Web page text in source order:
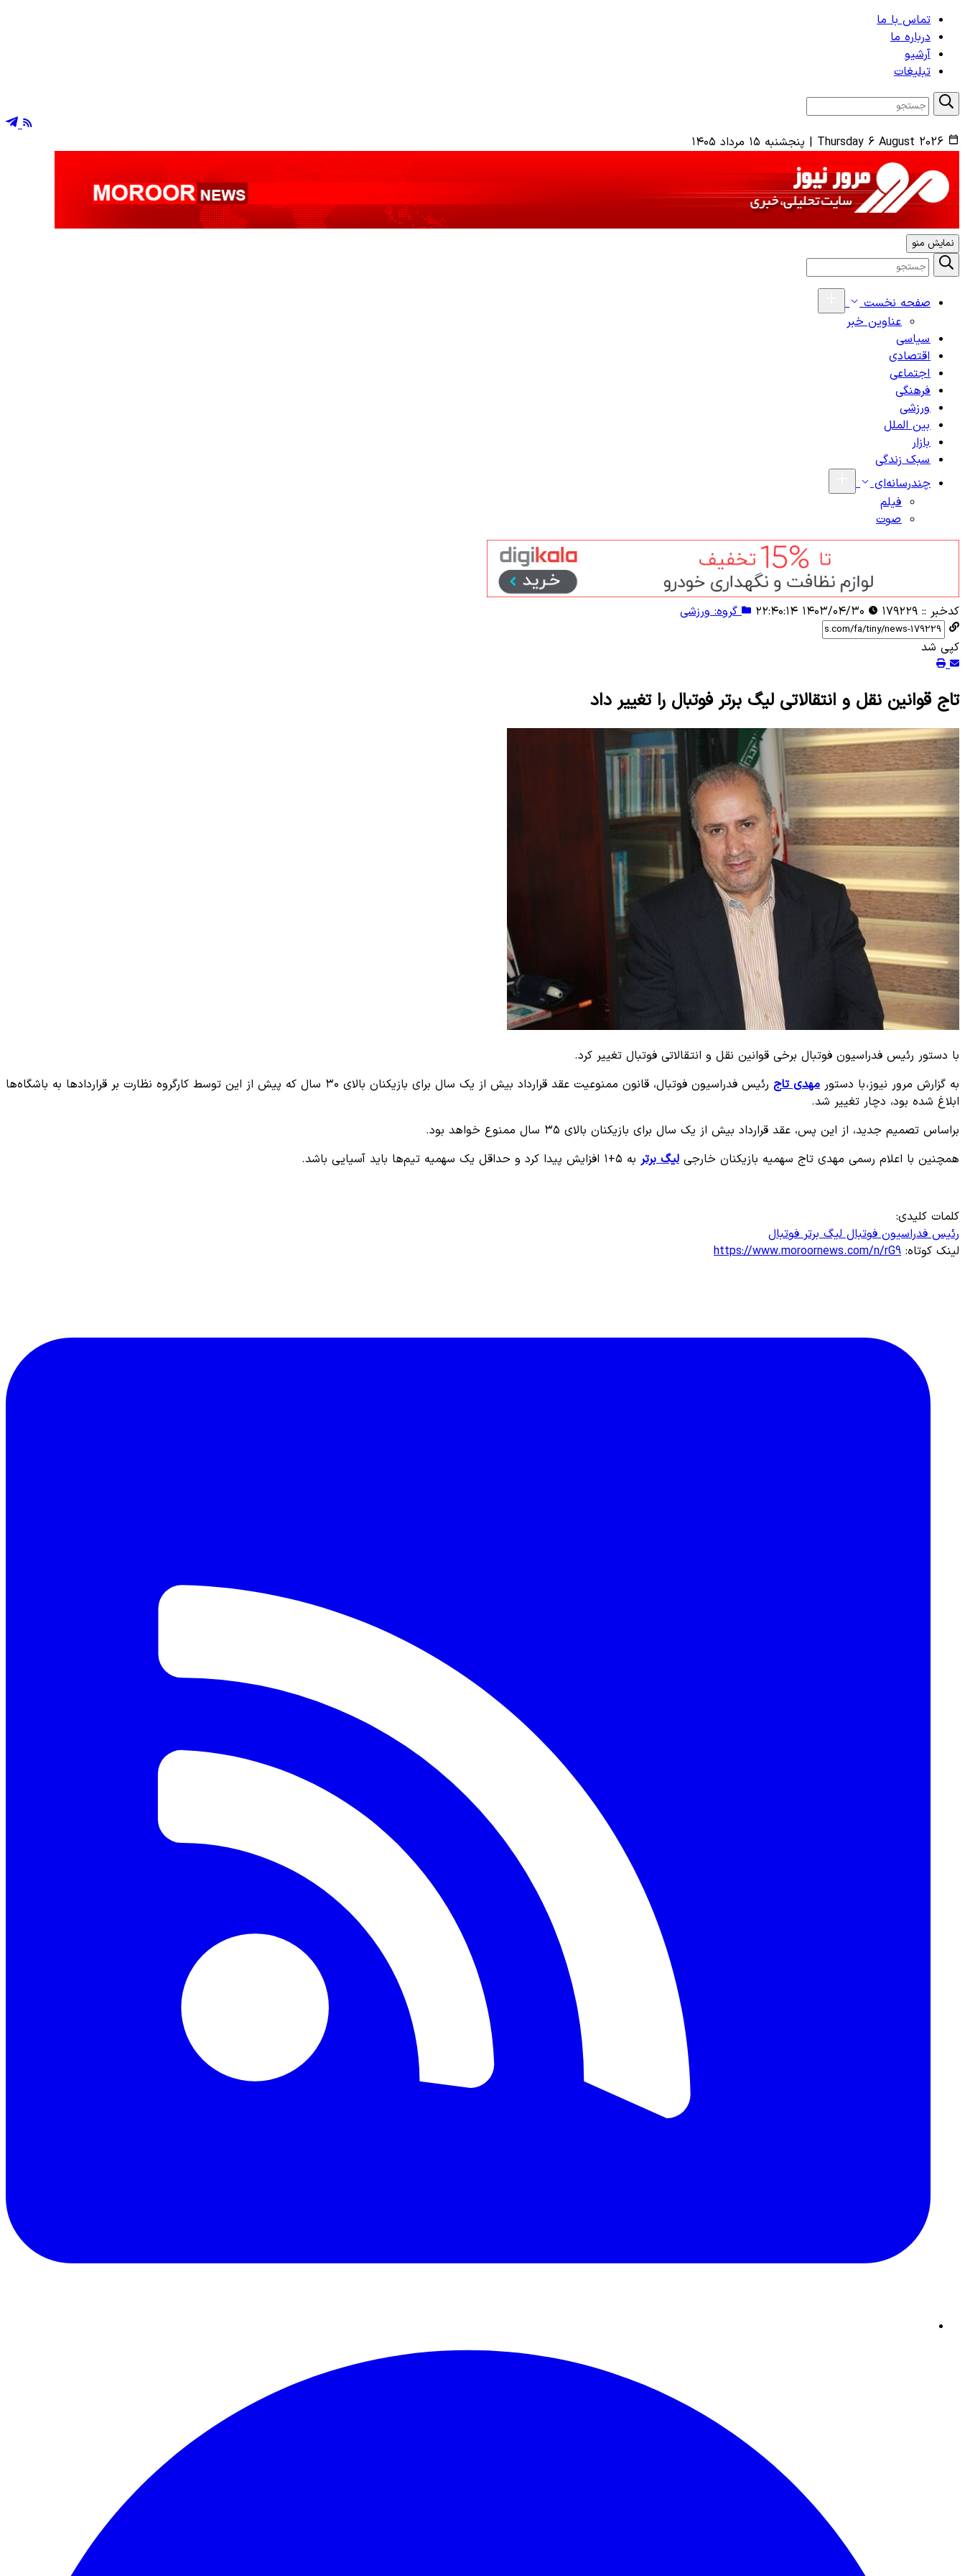
تماس با ما
درباره ما
آرشیو
تبلیغات
Thursday 6 August 2026
| پنجشنبه ۱۵ مرداد ۱۴۰۵
نمایش منو
صفحه نخست
عناوین خبر
سیاسی
اقتصادی
اجتماعی
فرهنگی
ورزشی
بین الملل
بازار
سبک زندگی
چندرسانه‌ای
فیلم
صوت
کدخبر :: ۱۷۹۲۲۹ گروه: ورزشی
کپی شد
تاج قوانین نقل و انتقالاتی لیگ برتر فوتبال را تغییر داد
با دستور رئیس فدراسیون فوتبال برخی قوانین نقل و انتقالاتی فوتبال تغییر کرد.
به گزارش مرور نیوز، با دستور مهدی تاج
رئیس فدراسیون فوتبال، قانون ممنوعیت عقد قرارداد بیش از یک سال برای بازیکنان بالای ۳۰ سال که پیش از این توسط کارگروه نظارت بر قرارداد‌ها به باشگاه‌ها
ابلاغ شده بود، دچار تغییر شد.
براساس تصمیم جدید، از این پس، عقد قرارداد بیش از یک سال برای بازیکنان بالای ۳۵ سال ممنوع خواهد بود.
همچنین با اعلام رسمی مهدی تاج سهمیه بازیکنان خارجی لیگ برتر به ۵+۱ افزایش پیدا کرد و حداقل یک سهمیه تیم‌ها باید آسیایی باشد.
کلمات کلیدی:
رئیس فدراسیونفوتباللیگ برتر فوتبال
لینک کوتاه: https://www.moroornews.com/n/rG9